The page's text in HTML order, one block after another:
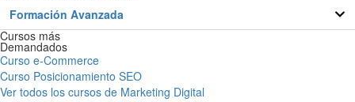
Formación Avanzada
Cursos más
Demandados
Curso e-Commerce
Curso Posicionamiento SEO
Ver todos los cursos de Marketing Digital